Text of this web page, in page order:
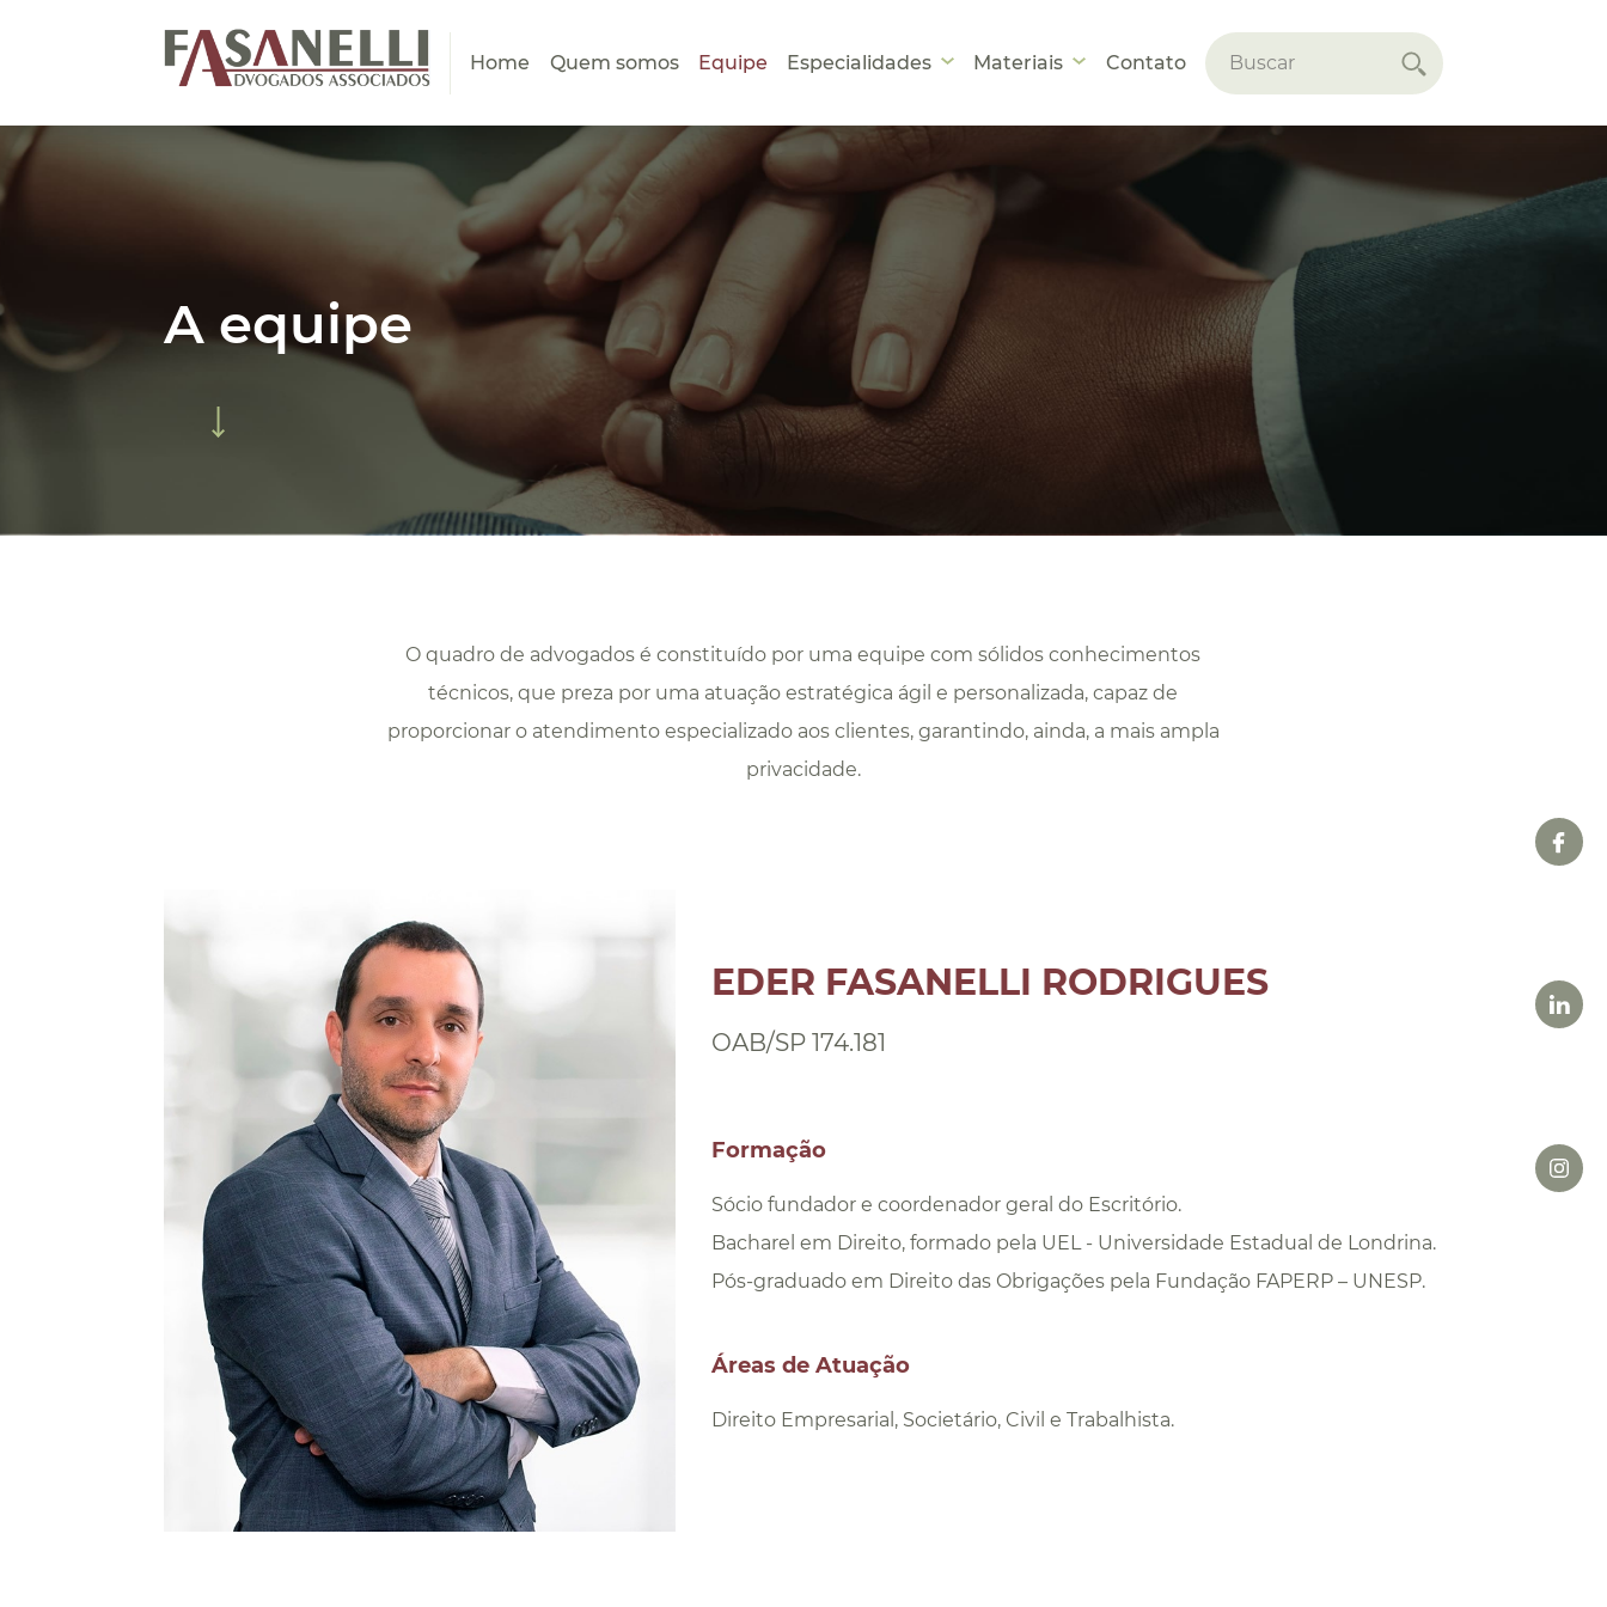
Home Quem somos Equipe Especialidades Materiais Contato
A equipe
O quadro de advogados é constituído por uma equipe com sólidos conhecimentos
técnicos, que preza por uma atuação estratégica ágil e personalizada, capaz de
proporcionar o atendimento especializado aos clientes, garantindo, ainda, a mais ampla
privacidade.
EDER FASANELLI RODRIGUES
OAB/SP 174.181
Formação
Sócio fundador e coordenador geral do Escritório.
Bacharel em Direito, formado pela UEL - Universidade Estadual de Londrina.
Pós-graduado em Direito das Obrigações pela Fundação FAPERP – UNESP.
Áreas de Atuação
Direito Empresarial, Societário, Civil e Trabalhista.